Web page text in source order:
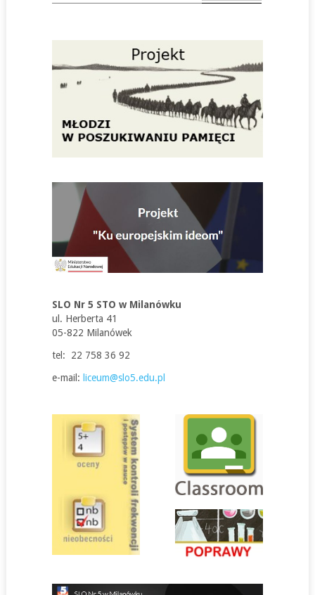
SLO Nr 5 STO w Milanówku
ul. Herberta 41
05-822 Milanówek
tel: 22 758 36 92
e-mail: liceum@slo5.edu.pl